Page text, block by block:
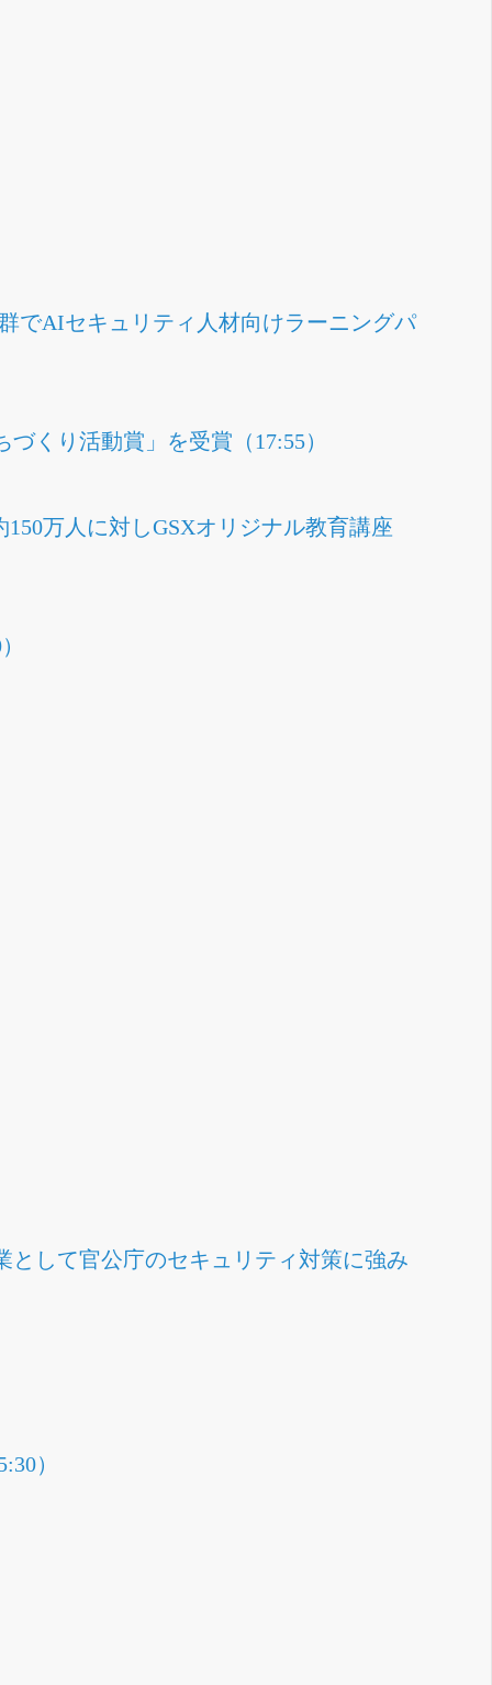
でAIセキュリティ人材向けラーニングパ
くり活動賞」を受賞（17:55）
万人に対しGSXオリジナル教育講座
として官公庁のセキュリティ対策に強み
）